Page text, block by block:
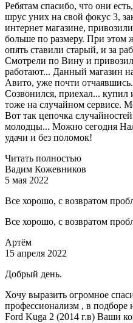
Ребятам спасибо, что они
шрус уних на свой фокус 3,
интернет магазине,
больше по размеру. При этом
опять ставили старый, и за
Смотрели по Вину и
работают... Данный магазин
Авито, уже почти
Созвонился, приехал... купил
тоже на случайном сервисе.
Вот так цепочка
молодцы... Можно сегодня
удачи и без поломок!
Читать полностью
Вадим Кожевников
5 мая 2022
Все хорошо, с возвратом
Все хорошо, с возвратом
Артём
15 апреля 2022
Добрый день.
Хочу выразить огромное
профессионализм , в подборе
Ford Kuga 2 (2014 г.в) Ваши